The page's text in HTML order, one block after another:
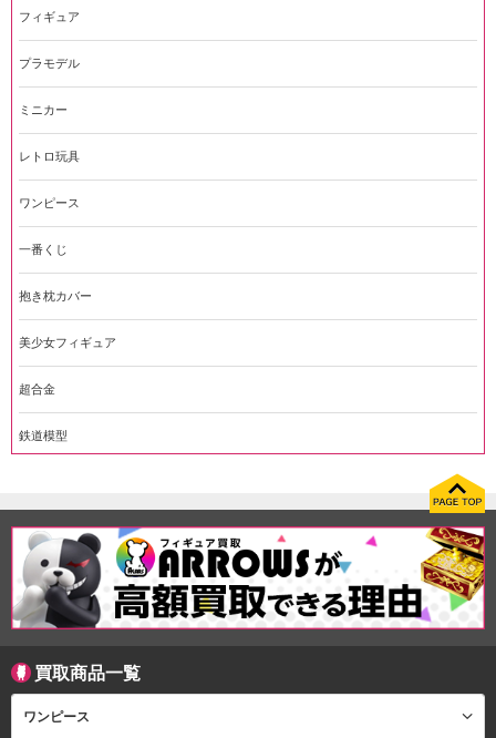
フィギュア
プラモデル
ミニカー
レトロ玩具
ワンピース
一番くじ
抱き枕カバー
美少女フィギュア
超合金
鉄道模型
買取商品一覧
ワンピース